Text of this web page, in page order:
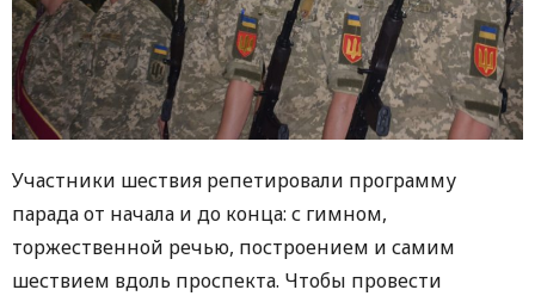
Участники шествия репетировали программу
парада от начала и до конца: с гимном,
торжественной речью, построением и самим
шествием вдоль проспекта. Чтобы провести